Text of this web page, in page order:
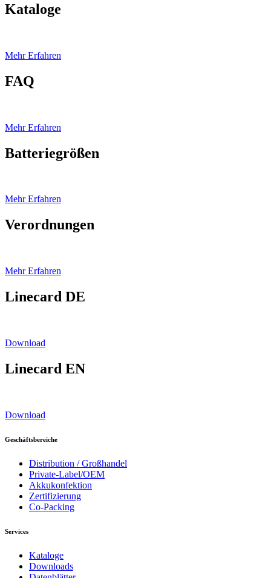
Kataloge
Mehr Erfahren
FAQ
Mehr Erfahren
Batteriegrößen
Mehr Erfahren
Verordnungen
Mehr Erfahren
Linecard DE
Download
Linecard EN
Download
Geschäftsbereiche
Distribution / Großhandel
Private-Label/OEM
Akkukonfektion
Zertifizierung
Co-Packing
Services
Kataloge
Downloads